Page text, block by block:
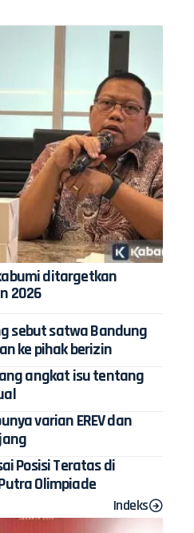
ditargetkan
2026
sebut satwa Bandung
ke pihak berizin
angkat isu tentang
varian EREV dan
Posisi Teratas di
Olimpiade
Indeks